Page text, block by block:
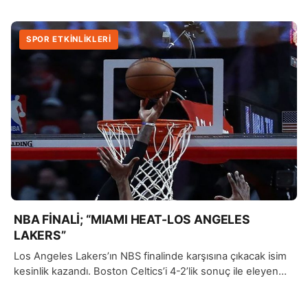
SPOR ETKİNLİKLERİ
NBA FİNALİ; “MIAMI HEAT-LOS ANGELES
LAKERS”
Los Angeles Lakers’ın NBS finalinde karşısına çıkacak isim
kesinlik kazandı. Boston Celtics’i 4-2’lik sonuç ile eleyen